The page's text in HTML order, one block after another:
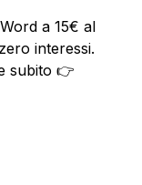
a 15€ al
interessi.
subito 👉